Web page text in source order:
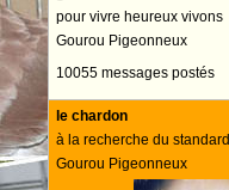
pour vivre heureux vivons
Gourou Pigeonneux
10055 messages postés
le chardon
à la recherche du standard
Gourou Pigeonneux